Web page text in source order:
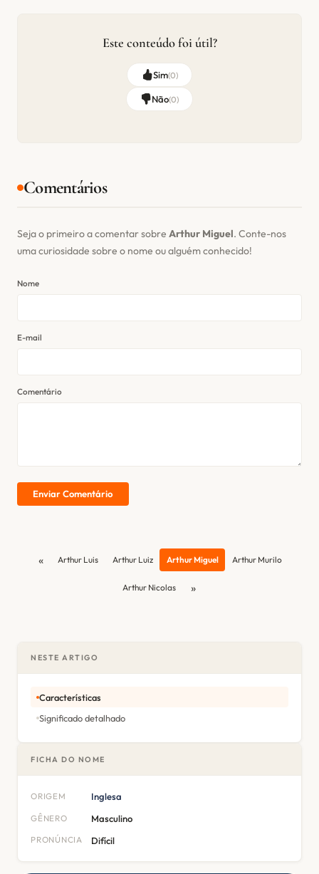
Este conteúdo foi útil?
Sim(0)
Não(0)
Comentários
Seja o primeiro a comentar sobre Arthur Miguel. Conte-nos
uma curiosidade sobre o nome ou alguém conhecido!
Nome
E-mail
Comentário
Enviar Comentário
« Arthur Luis Arthur Luiz Arthur Miguel Arthur Murilo
Arthur Nicolas »
NESTE ARTIGO
Características
Significado detalhado
FICHA DO NOME
ORIGEM Inglesa
GÊNERO Masculino
PRONÚNCIA Difícil